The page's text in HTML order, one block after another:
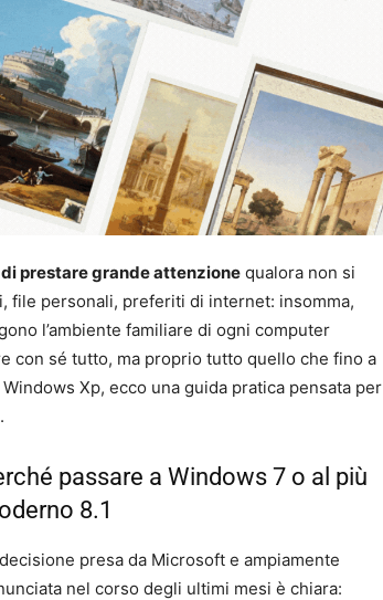
prestare grande attenzione qualora non si
file personali, preferiti di internet: insomma,
l’ambiente familiare di ogni computer
con sé tutto, ma proprio tutto quello che fino a
Xp, ecco una guida pratica pensata per
passare a Windows 7 o al più
8.1
presa da Microsoft e ampiamente
nel corso degli ultimi mesi è chiara: